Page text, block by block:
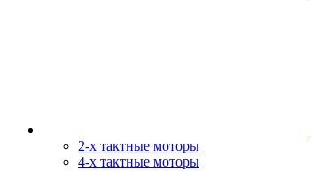
2-х тактные моторы
4-х тактные моторы